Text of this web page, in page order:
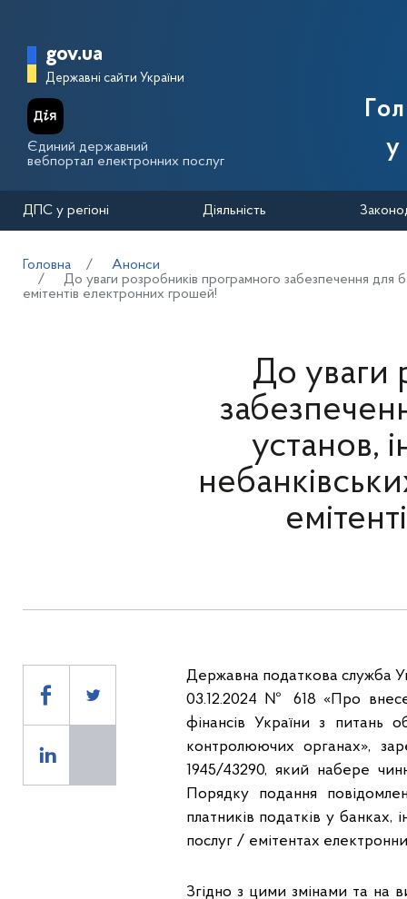
Головна сторінка Державної
gov.ua
Державні сайти України
Єдиний державний
вебпортал електронних послуг
у
ДПС у регіоні Діяльність
Головна
Анонси
До уваги розробників програмного забезпечення для
емітентів електронних грошей!
До уваги
установ,
Державна податкова служба
03.12.2024 № 618 «Про
фінансів України з питань
контролюючих органах»,
1945/43290, який набере
Порядку подання
платників податків у банках,
послуг / емітентах
Згідно з цими змінами та на